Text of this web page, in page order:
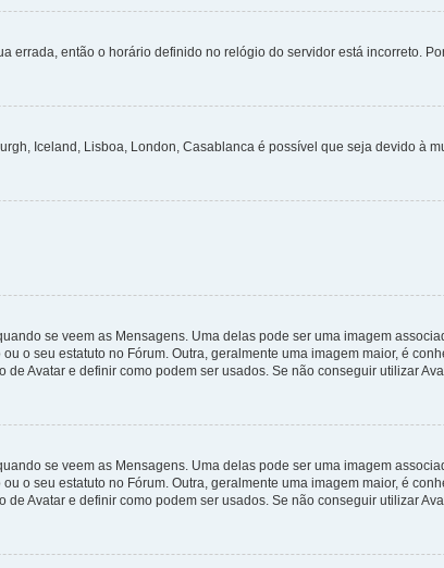
errada, então o horário definido no relógio do servidor está incorreto.
Iceland, Lisboa, London, Casablanca é possível que seja devido à
se veem as Mensagens. Uma delas pode ser uma imagem
o seu estatuto no Fórum. Outra, geralmente uma imagem maior, é
Avatar e definir como podem ser usados. Se não conseguir utilizar
se veem as Mensagens. Uma delas pode ser uma imagem
o seu estatuto no Fórum. Outra, geralmente uma imagem maior, é
Avatar e definir como podem ser usados. Se não conseguir utilizar